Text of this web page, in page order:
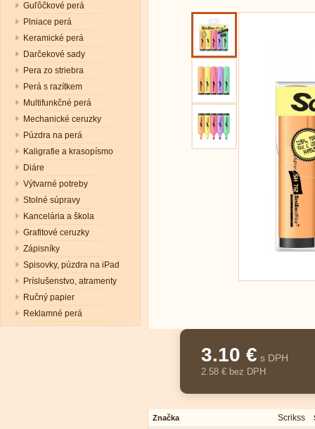
Guľôčkové perá
Plniace perá
Keramické perá
Darčekové sady
Pera zo striebra
Perá s razítkem
Multifunkčné perá
Mechanické ceruzky
Púzdra na perá
Kaligrafie a krasopísmo
Diáre
Výtvarné potreby
Stolné súpravy
Kancelária a škola
Grafitové ceruzky
Zápisníky
Spisovky, púzdra na iPad
Príslušenstvo, atramenty
Ručný papier
Reklamné perá
3.10 € s DPH
2.58 € bez DPH
Značka Scrikss